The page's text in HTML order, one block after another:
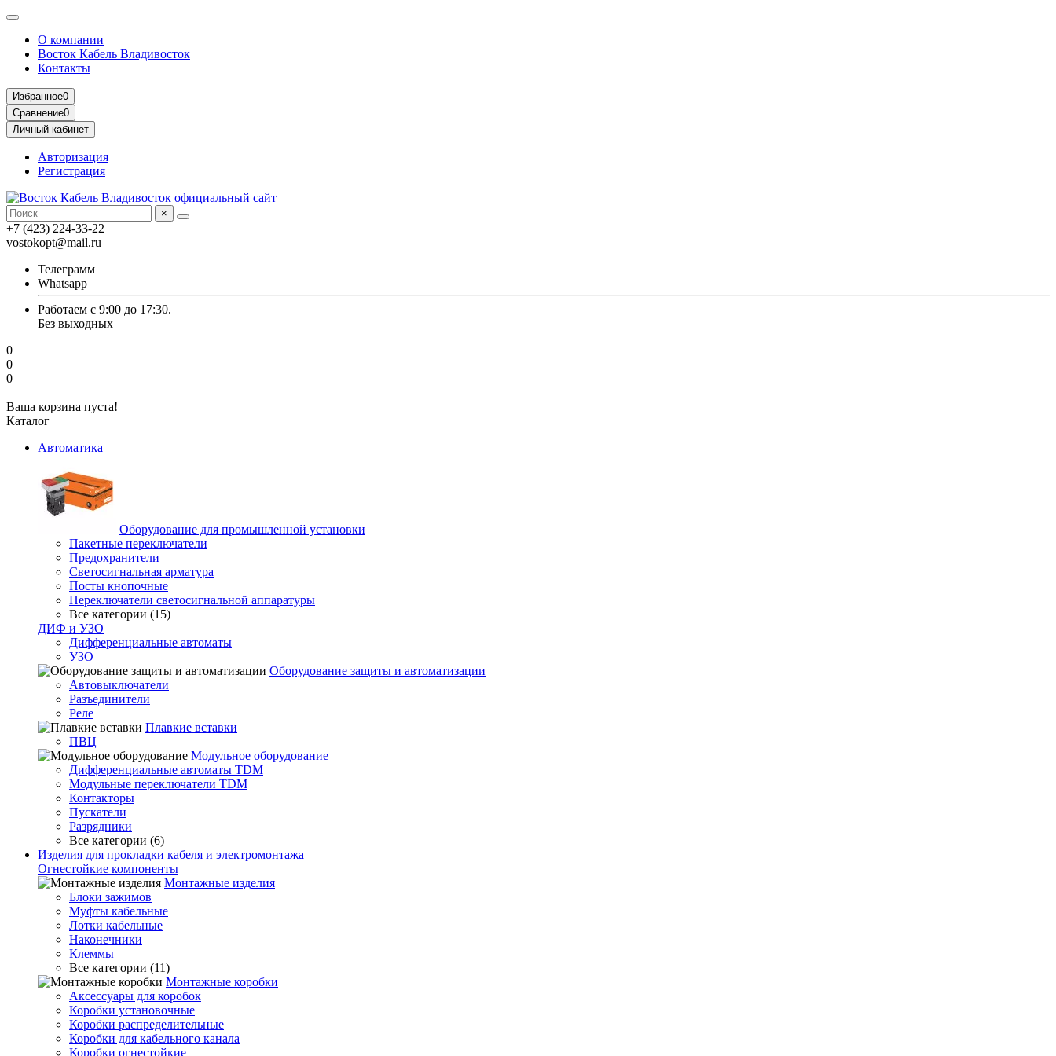
О компании
Восток Кабель Владивосток
Контакты
Избранное0
Сравнение0
Личный кабинет
Авторизация
Регистрация
×
+7 (423) 224-33-22
vostokopt@mail.ru
Телеграмм
Whatsapp
Работаем с 9:00 до 17:30.
Без выходных
0
0
0
Ваша корзина пуста!
Каталог
Автоматика
Оборудование для промышленной установки
Пакетные переключатели
Предохранители
Светосигнальная арматура
Посты кнопочные
Переключатели светосигнальной аппаратуры
Все категории (15)
ДИФ и УЗО
Дифференциальные автоматы
УЗО
Оборудование защиты и автоматизации
Автовыключатели
Разъединители
Реле
Плавкие вставки
ПВЦ
Модульное оборудование
Дифференциальные автоматы TDM
Модульные переключатели TDM
Контакторы
Пускатели
Разрядники
Все категории (6)
Изделия для прокладки кабеля и электромонтажа
Огнестойкие компоненты
Монтажные изделия
Блоки зажимов
Муфты кабельные
Лотки кабельные
Наконечники
Клеммы
Все категории (11)
Монтажные коробки
Аксессуары для коробок
Коробки установочные
Коробки распределительные
Коробки для кабельного канала
Коробки огнестойкие